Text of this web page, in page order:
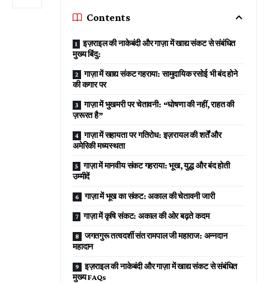
Contents
इज़राइल की नाकेबंदी और गाज़ा में खाद्य संकट से संबंधित
मुख्य बिंदु:
गाज़ा में खाद्य संकट गहराया: सामुदायिक रसोई भी बंद होने
की कगार पर
गाज़ा में भुखमरी पर चेतावनी: “घोषणा की नहीं, राहत की
ज़रूरत है”
गाज़ा में सहायता पर गतिरोध: इज़रायल की शर्तें और
अमेरिकी मध्यस्थता
गाज़ा में मानवीय संकट गहराया: भूख, युद्ध और बंद होती
उम्मीदें
गाज़ा में भूख का संकट: अकाल की चेतावनी जारी
गाज़ा में कृषि संकट: अकाल की ओर बढ़ते कदम
जगतगुरू तत्वदर्शी संत रामपाल जी महाराज: अन्नदान
महादान
इज़राइल की नाकेबंदी और गाज़ा में खाद्य संकट से संबंधित
मुख्य FAQs